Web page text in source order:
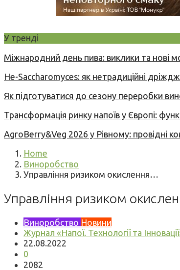
У тренді
Міжнародний день пива: виклики та нові
Не-Saccharomyces: як нетрадиційні
Як підготуватися до сезону переробки
Трансформація ринку напоїв у Європі:
AgroBerry&Veg 2026 у Рівному: провідні
Home
Виноробство
Управління ризиком окислення…
Управління ризиком
Виноробство Новини
Журнал «Напої. Технології та
22.08.2022
0
2082